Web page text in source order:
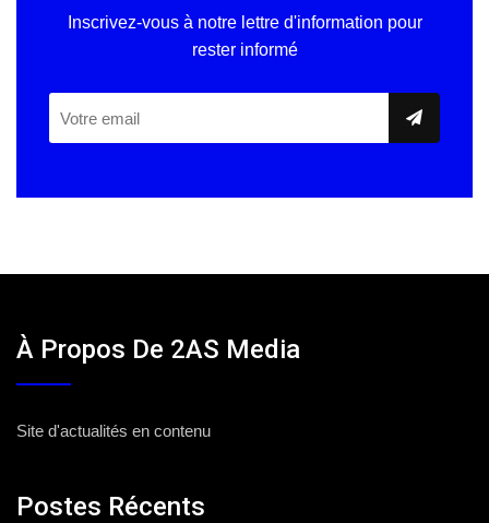
Inscrivez-vous à notre lettre d'information pour
rester informé
À Propos De 2AS Media
Site d'actualités en contenu
Postes Récents